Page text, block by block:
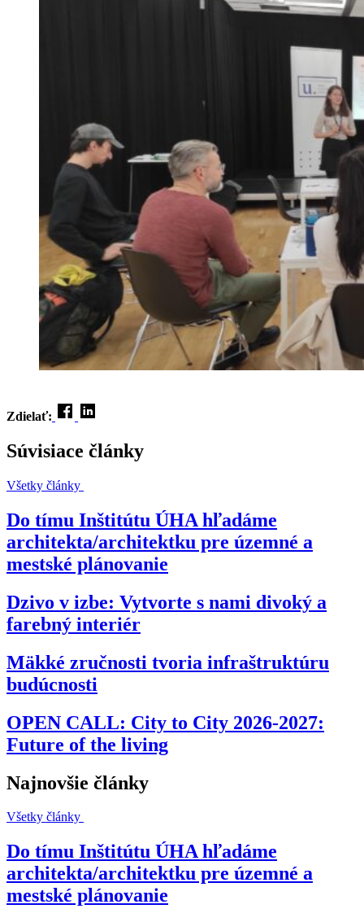
Zdielať:
Súvisiace články
Všetky články
Do tímu Inštitútu ÚHA hľadáme
architekta/architektku pre územné a
mestské plánovanie
Dzivo v izbe: Vytvorte s nami divoký a
farebný interiér
Mäkké zručnosti tvoria infraštruktúru
budúcnosti
OPEN CALL: City to City 2026-2027:
Future of the living
Najnovšie články
Všetky články
Do tímu Inštitútu ÚHA hľadáme
architekta/architektku pre územné a
mestské plánovanie